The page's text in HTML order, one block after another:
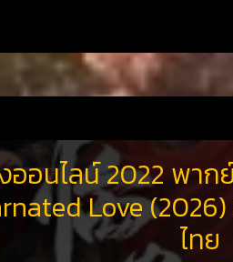
อนไลน์ 2022 พาก
Love
ไทย